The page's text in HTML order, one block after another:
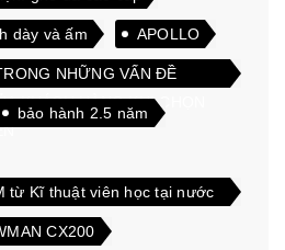
dày và ấm APOLLO
NHỮNG VẤN ĐỀ
KHÁCH HÀNG KHI CHỌN
bảo hành 2.5 năm
từ Kĩ thuật viên học tại nước
CX200